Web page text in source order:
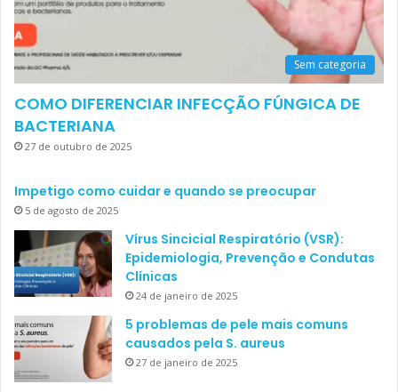
Sem categoria
COMO DIFERENCIAR INFECÇÃO FÚNGICA DE
BACTERIANA
27 de outubro de 2025
Impetigo como cuidar e quando se preocupar
5 de agosto de 2025
Vírus Sincicial Respiratório (VSR):
Epidemiologia, Prevenção e Condutas
Clínicas
24 de janeiro de 2025
5 problemas de pele mais comuns
causados pela S. aureus
27 de janeiro de 2025